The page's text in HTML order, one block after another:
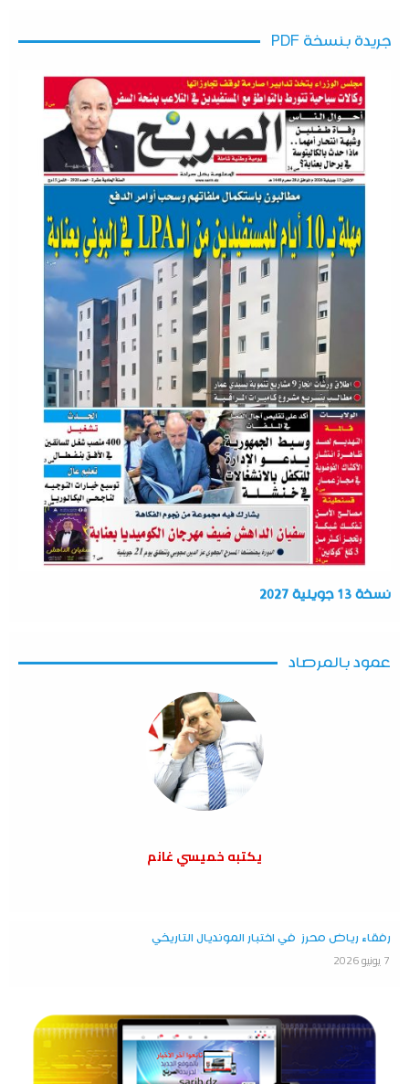
جريدة بنسخة PDF
نسخة 13 جويلية 2027
عمود بالمرصاد
يكتبه خميسي غانم
رفقاء رياض محرز في اختبار المونديال التاريخي
7 يونيو 2026